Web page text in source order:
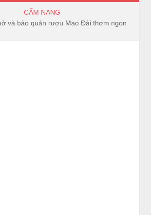
CẨM NANG
và bảo quản rượu Mao Đài thơm ngon, trọn vị